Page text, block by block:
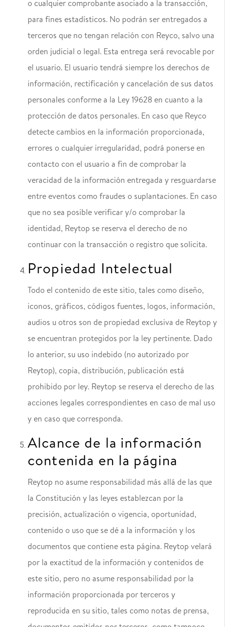
o cualquier comprobante asociado a la transacción,
para fines estadísticos. No podrán ser entregados a
terceros que no tengan relación con Reyco, salvo una
orden judicial o legal. Esta entrega será revocable por
el usuario. El usuario tendrá siempre los derechos de
información, rectificación y cancelación de sus datos
personales conforme a la Ley 19628 en cuanto a la
protección de datos personales. En caso que Reyco
detecte cambios en la información proporcionada,
errores o cualquier irregularidad, podrá ponerse en
contacto con el usuario a fin de comprobar la
veracidad de la información entregada y resguardarse
entre eventos como fraudes o suplantaciones. En caso
que no sea posible verificar y/o comprobar la
identidad, Reytop se reserva el derecho de no
continuar con la transacción o registro que solicita.
Propiedad Intelectual
Todo el contenido de este sitio, tales como diseño,
iconos, gráficos, códigos fuentes, logos, información,
audios u otros son de propiedad exclusiva de Reytop y
se encuentran protegidos por la ley pertinente. Dado
lo anterior, su uso indebido (no autorizado por
Reytop), copia, distribución, publicación está
prohibido por ley. Reytop se reserva el derecho de las
acciones legales correspondientes en caso de mal uso
y en caso que corresponda.
Alcance de la información
contenida en la página
Reytop no asume responsabilidad más allá de las que
la Constitución y las leyes establezcan por la
precisión, actualización o vigencia, oportunidad,
contenido o uso que se dé a la información y los
documentos que contiene esta página. Reytop velará
por la exactitud de la información y contenidos de
este sitio, pero no asume responsabilidad por la
información proporcionada por terceros y
reproducida en su sitio, tales como notas de prensa,